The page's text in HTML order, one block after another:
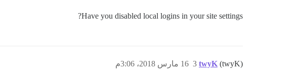
Have you disabled local logins in your site settings?
twyK (twyK) 16 مارس 2018، 3:06م 3